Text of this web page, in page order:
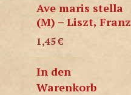
Ave maris stella
(M) – Liszt, Franz
1,45€
In den
Warenkorb